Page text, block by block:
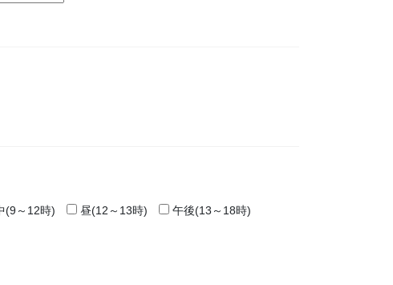
(9～12時) 昼(12～13時)
午後(13～18時)